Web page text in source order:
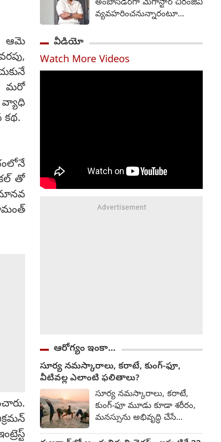
ఆమె
మరో
కథ.
తో
మానవ
ప్రారంభించేందుకు సంబంధించిన
షెడ్యూల్‌కు ముఖ్యమంత్రి
నీటిపారుదల, పౌర సరఫరాల
శాఖ మంత్రి ఎన్. ఉత్తమ్ కుమార్
అసెంబ్లీ నియోజకవర్గాల్లో ఇలాంటి
అంబాసిడర్‌గా మెగాస్టార్ చిరంజీవి
వ్యవహరించనున్నారంటూ
నిరాధారమైనవి" అని పేర్కొన్న ఆ
బృందం, ధృవీకరించని
అంతకుముందు, చిరంజీవి రాష్ట్ర
నియమించే విషయాన్ని
ఆంధ్రప్రదేశ్ ప్రభుత్వం
వీడియో
Watch More Videos
ఆరోగ్యం ఇంకా...
సూర్య నమస్కారాలు, కరాటే, కుంగ్-ఫూ,
వీటివల్ల ఎలాంటి ఫలితాలు?
సూర్య నమస్కారాలు, కరాటే,
కుంగ్-ఫూ మూడు కూడా శరీరం,
మనస్సును అభివృద్ధి చేసే